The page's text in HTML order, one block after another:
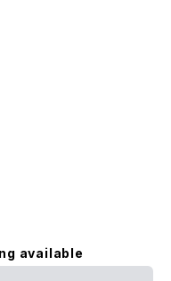
available